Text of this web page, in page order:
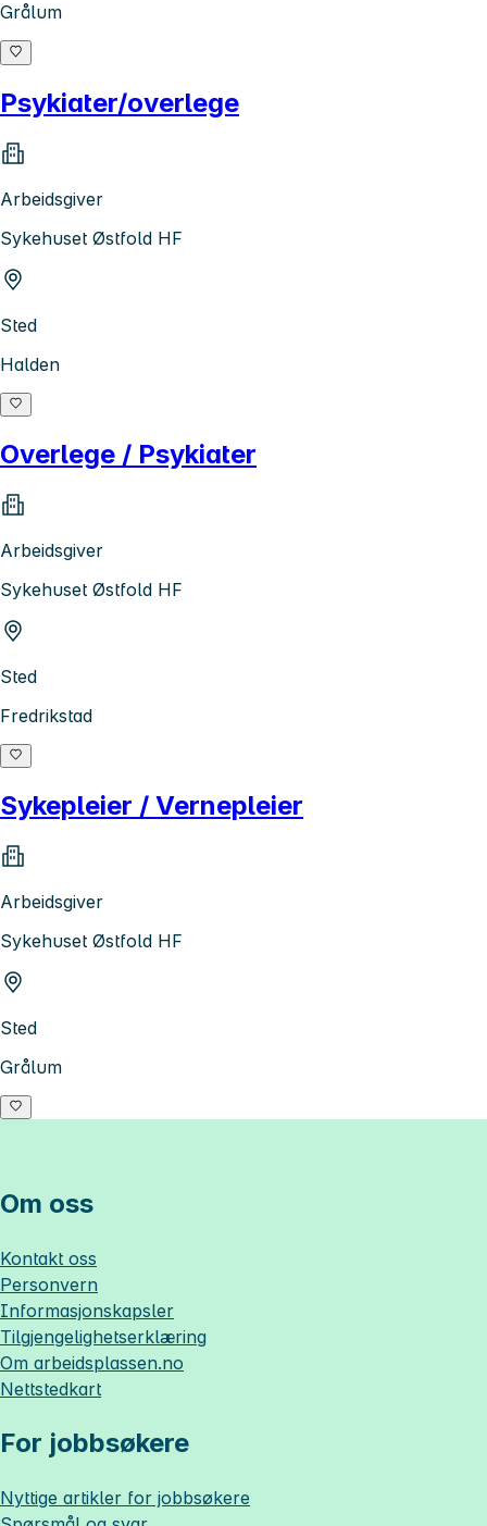
Grålum
Psykiater/overlege
Arbeidsgiver
Sykehuset Østfold HF
Sted
Halden
Overlege / Psykiater
Arbeidsgiver
Sykehuset Østfold HF
Sted
Fredrikstad
Sykepleier / Vernepleier
Arbeidsgiver
Sykehuset Østfold HF
Sted
Grålum
Om oss
Kontakt oss
Personvern
Informasjonskapsler
Tilgjengelighetserklæring
Om arbeidsplassen.no
Nettstedkart
For jobbsøkere
Nyttige artikler for jobbsøkere